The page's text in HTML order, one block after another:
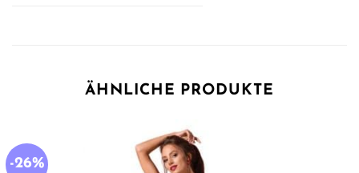
ÄHNLICHE PRODUKTE
-26%